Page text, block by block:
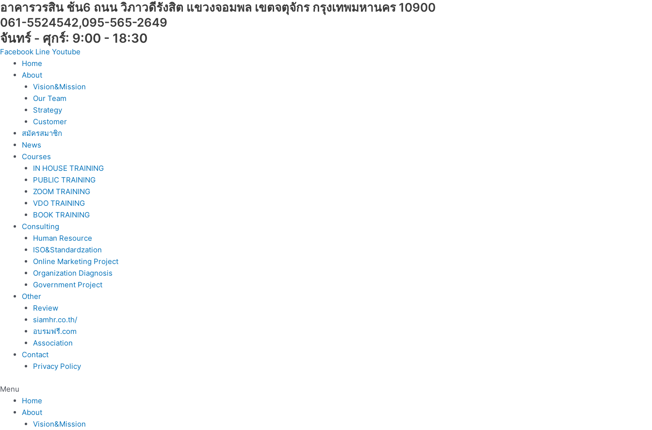
Skip
to
content
อาคารวรสิน ช้น6 ถนน วิภาวดีรังสิต แขวงจอมพล เขตจตุจักร กรุงเทพมหานคร 10900
061-5524542,095-565-2649
จันทร์ - ศุกร์: 9:00 - 18:30
Facebook Line Youtube
Home
About
Vision&Mission
Our Team
Strategy
Customer
สมัครสมาชิก
News
Courses
IN HOUSE TRAINING
PUBLIC TRAINING
ZOOM TRAINING
VDO TRAINING
BOOK TRAINING
Consulting
Human Resource
ISO&Standardzation
Online Marketing Project
Organization Diagnosis
Government Project
Other
Review
siamhr.co.th/
อบรมฟรี.com
Association
Contact
Privacy Policy
Menu
Home
About
Vision&Mission
จำนวน
การ
เขียน
หนังสือ
ขาย
ภายใน
วัน
เดียว
ชิ้น